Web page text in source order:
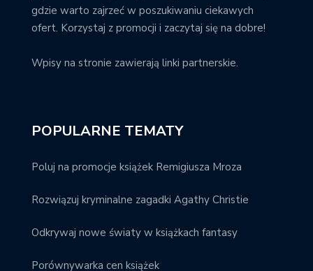
gdzie warto zajrzeć w poszukiwaniu ciekawych
ofert. Korzystaj z promocji i zaczytaj się na dobre!
Wpisy na stronie zawierają linki partnerskie.
POPULARNE TEMATY
Poluj na promocje książek Remigiusza Mroza
Rozwiązuj kryminalne zagadki Agathy Christie
Odkrywaj nowe światy w książkach fantasy
Porównywarka cen książek